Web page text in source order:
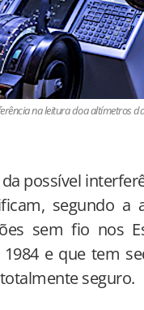
na leitura doa altímetros
possível
segundo a
sem fio nos
e que tem
seguro.